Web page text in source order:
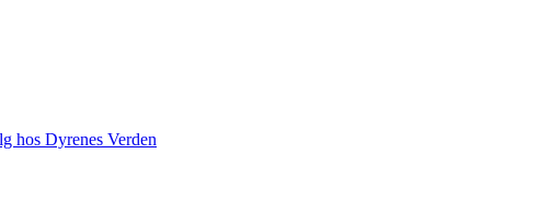
hos Dyrenes Verden